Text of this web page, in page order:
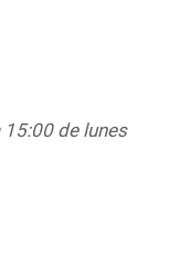
de lunes